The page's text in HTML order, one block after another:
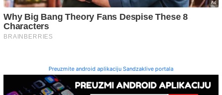
Preuzmite android aplikaciju Sandzaklive portala